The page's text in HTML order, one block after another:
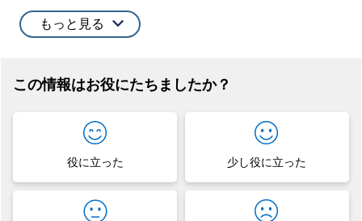
もっと見る
この情報はお役にたちましたか？
役に立った 少し役に立った